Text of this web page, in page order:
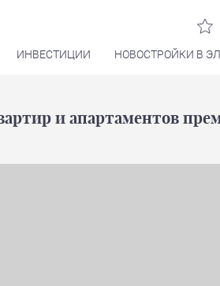
ИНВЕСТИЦИИ НОВОСТРОЙКИ В
и апартаментов
В избранное